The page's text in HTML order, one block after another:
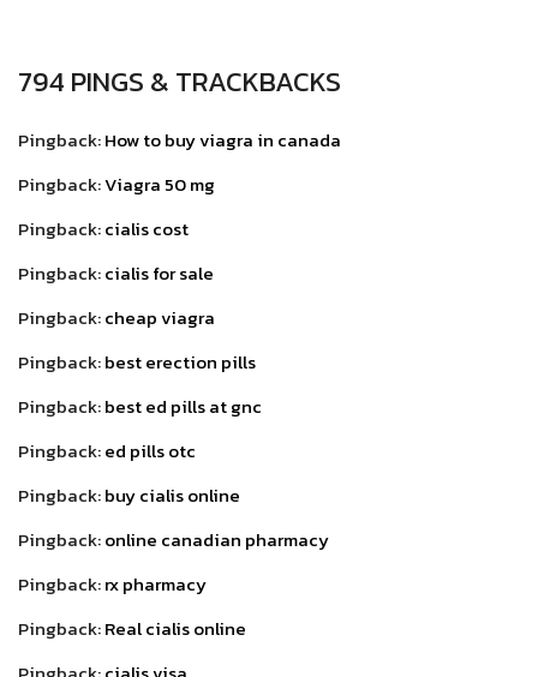
794 PINGS & TRACKBACKS
Pingback:How to buy viagra in canada
Pingback:Viagra 50 mg
Pingback:cialis cost
Pingback:cialis for sale
Pingback:cheap viagra
Pingback:best erection pills
Pingback:best ed pills at gnc
Pingback:ed pills otc
Pingback:buy cialis online
Pingback:online canadian pharmacy
Pingback:rx pharmacy
Pingback:Real cialis online